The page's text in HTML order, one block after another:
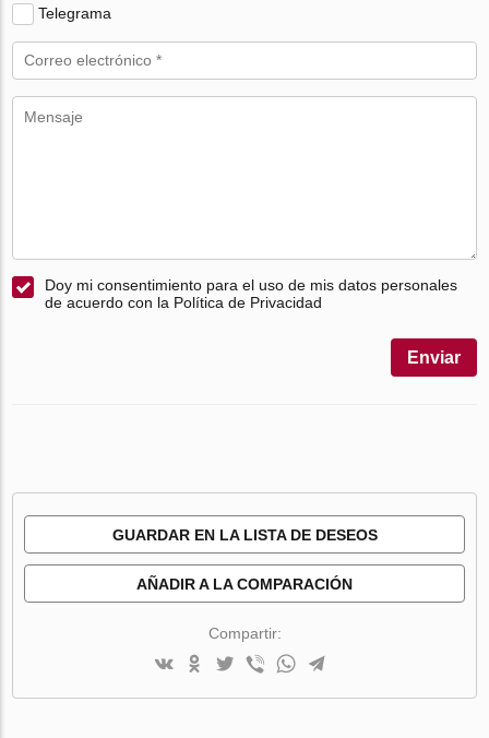
Telegrama
Doy mi consentimiento para el uso de mis datos personales
de acuerdo con la Política de Privacidad
Enviar
GUARDAR EN LA LISTA DE DESEOS
AÑADIR A LA COMPARACIÓN
Compartir: